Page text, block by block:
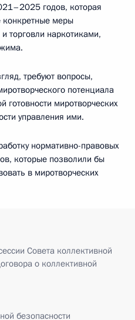
годов, которая
конкретные меры
торговли наркотиками,
требуют вопросы,
потенциала
миротворческих
управления ими.
нормативно-правовых
которые позволили бы
в миротворческих
Совета коллективной
о коллективной
безопасности